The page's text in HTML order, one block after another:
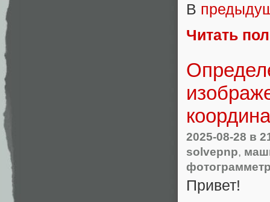
В
Читать
2025-08-28 в
solvepnp,
Привет!